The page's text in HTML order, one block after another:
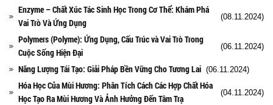
Enzyme – Chất Xúc Tác Sinh Học Trong Cơ Thể: Khám Phá
Vai Trò Và Ứng Dụng
(08.11.2024)
Polymers (Polyme): Ứng Dụng, Cấu Trúc và Vai Trò Trong
Cuộc Sống Hiện Đại
(06.11.2024)
Năng Lượng Tái Tạo: Giải Pháp Bền Vững Cho Tương Lai (06.11.2024)
Hóa Học Của Mùi Hương: Phân Tích Cách Các Hợp Chất Hóa
Học Tạo Ra Mùi Hương Và Ảnh Hưởng Đến Tâm Trạ
(04.11.2024)